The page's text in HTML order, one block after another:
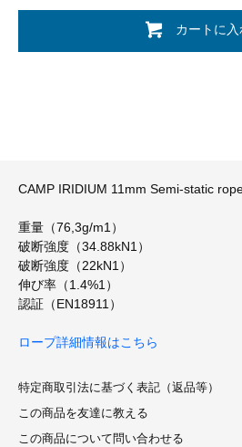
カートに
CAMP IRIDIUM 11mm Semi-static
重量（76,3g/m1）
破断強度（34.88kN1）
破断強度（22kN1）
伸び率（1.4%1）
認証（EN18911）
ロープ詳細情報はこちら
特定商取引法に基づく表記（返品等）
この商品を友達に教える
この商品について問い合わせる